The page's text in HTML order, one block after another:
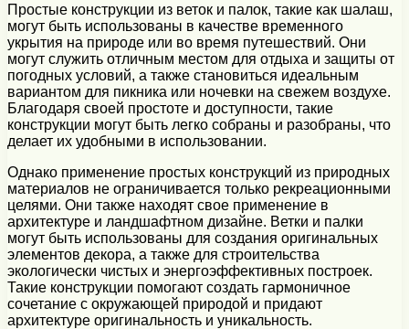
Простые конструкции из веток и палок, такие как шалаш,
могут быть использованы в качестве временного
укрытия на природе или во время путешествий. Они
могут служить отличным местом для отдыха и защиты от
погодных условий, а также становиться идеальным
вариантом для пикника или ночевки на свежем воздухе.
Благодаря своей простоте и доступности, такие
конструкции могут быть легко собраны и разобраны, что
делает их удобными в использовании.
Однако применение простых конструкций из природных
материалов не ограничивается только рекреационными
целями. Они также находят свое применение в
архитектуре и ландшафтном дизайне. Ветки и палки
могут быть использованы для создания оригинальных
элементов декора, а также для строительства
экологически чистых и энергоэффективных построек.
Такие конструкции помогают создать гармоничное
сочетание с окружающей природой и придают
архитектуре оригинальность и уникальность.